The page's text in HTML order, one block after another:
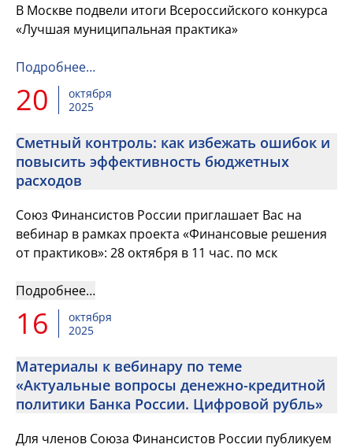
В Москве подвели итоги Всероссийского конкурса
«Лучшая муниципальная практика»
Подробнее…
20
октября
2025
Сметный контроль: как избежать ошибок и
повысить эффективность бюджетных
расходов
Союз Финансистов России приглашает Вас на
вебинар в рамках проекта «Финансовые решения
от практиков»: 28 октября в 11 час. по мск
Подробнее…
16
октября
2025
Материалы к вебинару по теме
«Актуальные вопросы денежно-кредитной
политики Банка России. Цифровой рубль»
Для членов Союза Финансистов России публикуем